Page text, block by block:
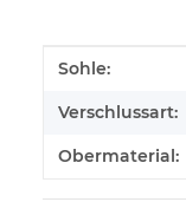
Wert
Sohle:
Verschlussart:
Obermaterial: